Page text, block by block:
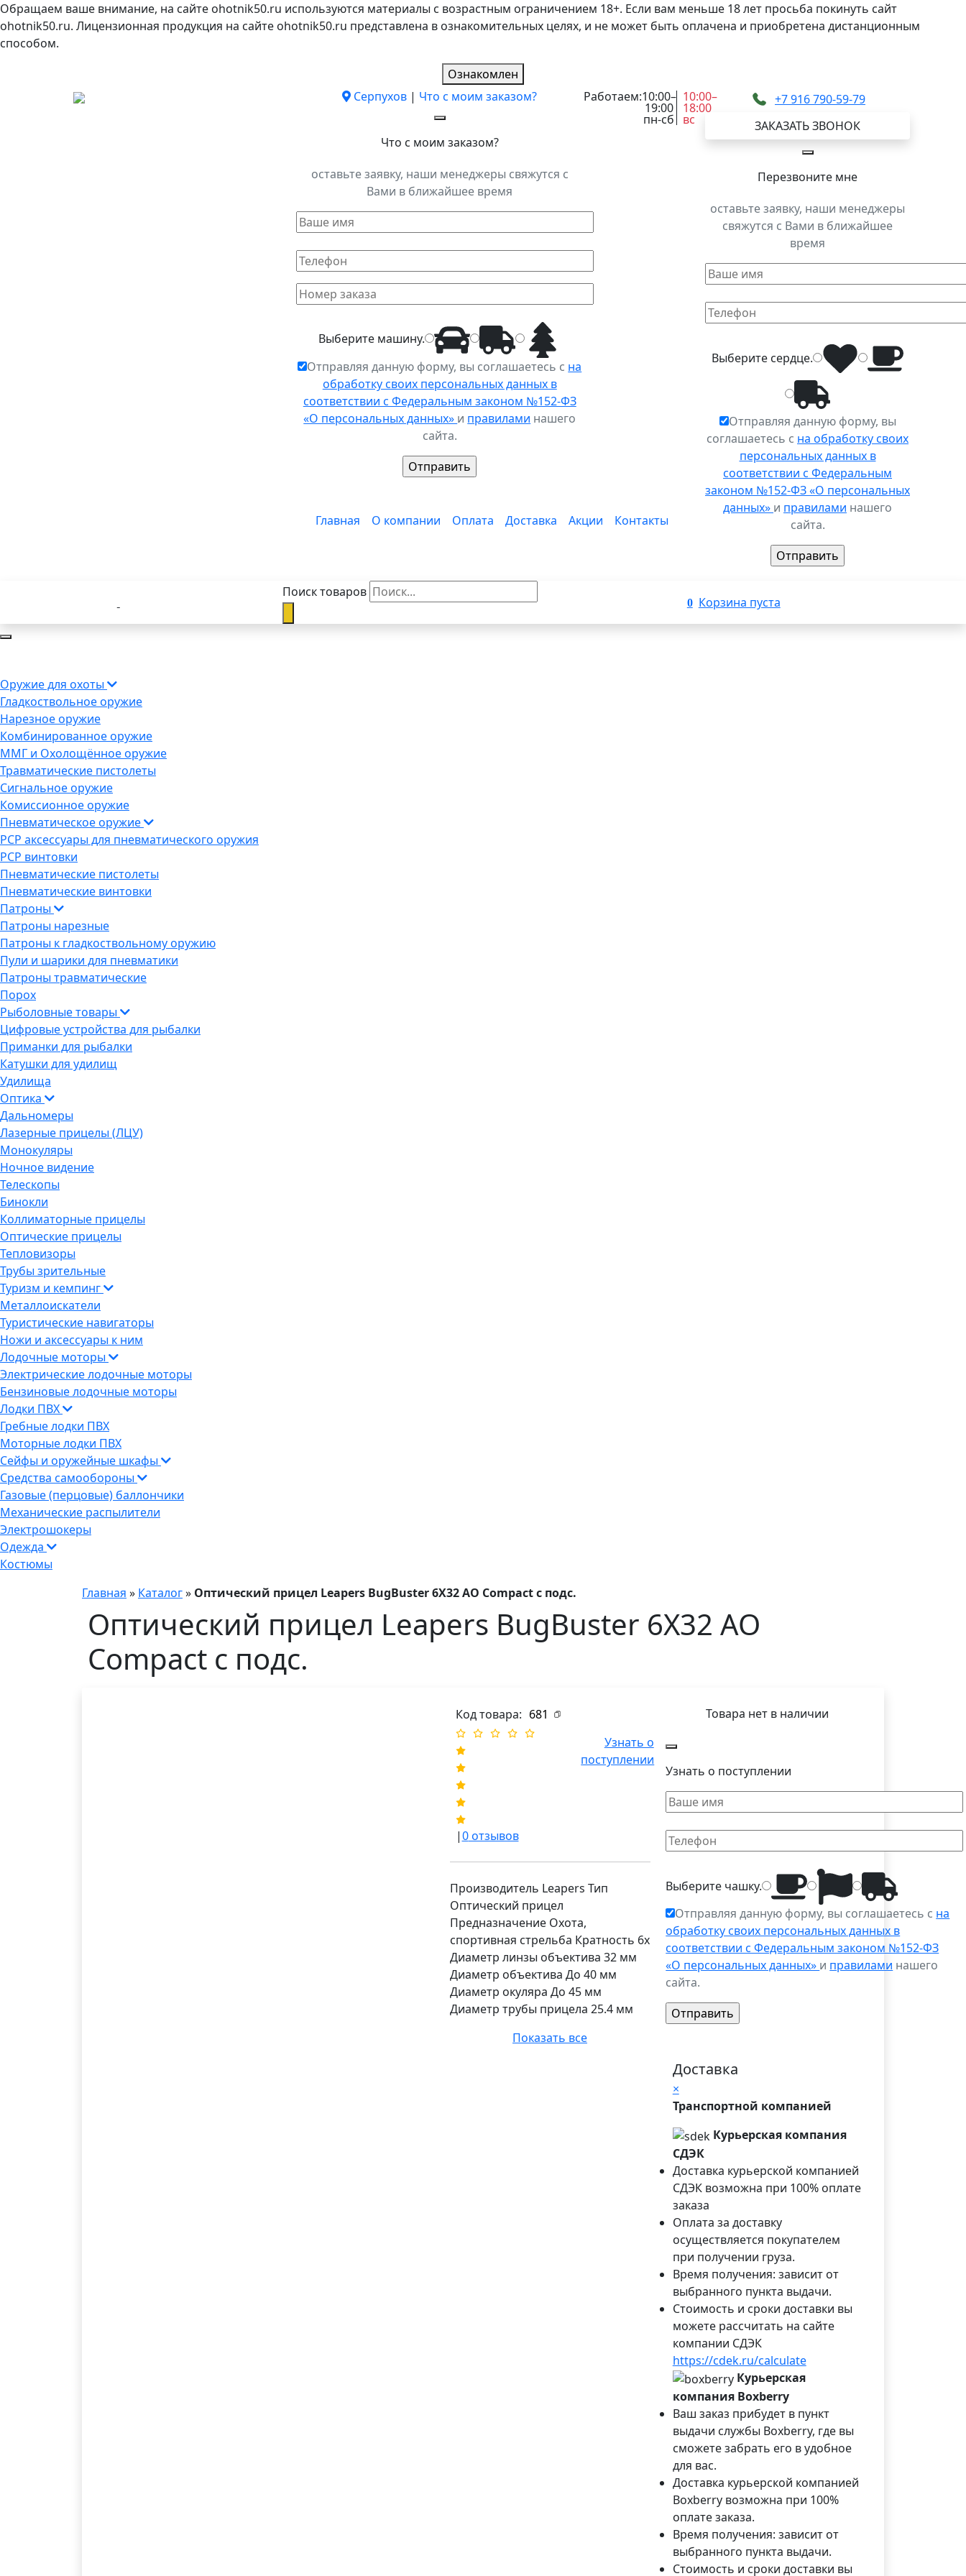
Обращаем ваше внимание, на сайте ohotnik50.ru используются материалы с возрастным ограничением 18+. Если вам меньше 18 лет просьба покинуть сайт
ohotnik50.ru. Лицензионная продукция на сайте ohotnik50.ru представлена в ознакомительных целях, и не может быть оплачена и приобретена дистанционным
способом.
Ознакомлен
Серпухов | Что с моим заказом?
Что с моим заказом?
оставьте заявку, наши менеджеры свяжутся с
Вами в ближайшее время
Выберите машину.
Отправляя данную форму, вы соглашаетесь с на
обработку своих персональных данных в
соответствии с Федеральным законом №152-ФЗ
«О персональных данных» и правилами нашего
сайта.
Работаем:10:00–
19:00
пн-сб
10:00–
18:00
вс
Главная О компании Оплата Доставка Акции Контакты
+7 916 790-59-79
ЗАКАЗАТЬ ЗВОНОК
Перезвоните мне
оставьте заявку, наши менеджеры
свяжутся с Вами в ближайшее
время
Выберите сердце.
Отправляя данную форму, вы
соглашаетесь с на обработку своих
персональных данных в
соответствии с Федеральным
законом №152-ФЗ «О персональных
данных» и правилами нашего
сайта.
Поиск товаров
0 Корзина пуста
Оружие для охоты
Гладкоствольное оружие
Нарезное оружие
Комбинированное оружие
ММГ и Охолощённое оружие
Травматические пистолеты
Сигнальное оружие
Комиссионное оружие
Пневматическое оружие
PCP аксессуары для пневматического оружия
PCP винтовки
Пневматические пистолеты
Пневматические винтовки
Патроны
Патроны нарезные
Патроны к гладкоствольному оружию
Пули и шарики для пневматики
Патроны травматические
Порох
Рыболовные товары
Цифровые устройства для рыбалки
Приманки для рыбалки
Катушки для удилищ
Удилища
Оптика
Дальномеры
Лазерные прицелы (ЛЦУ)
Монокуляры
Ночное видение
Телескопы
Бинокли
Коллиматорные прицелы
Оптические прицелы
Тепловизоры
Трубы зрительные
Туризм и кемпинг
Металлоискатели
Туристические навигаторы
Ножи и аксессуары к ним
Лодочные моторы
Электрические лодочные моторы
Бензиновые лодочные моторы
Лодки ПВХ
Гребные лодки ПВХ
Моторные лодки ПВХ
Сейфы и оружейные шкафы
Средства самообороны
Газовые (перцовые) баллончики
Механические распылители
Электрошокеры
Одежда
Костюмы
Главная » Каталог» Оптический прицел Leapers BugBuster 6X32 AO Compact с подс.
Оптический прицел Leapers BugBuster 6X32 AO
Compact с подс.
Код товара: 681
|0отзывов
Производитель Leapers Тип
Оптический прицел
Предназначение Охота,
спортивная стрельба Кратность 6x
Диаметр линзы объектива 32 мм
Диаметр объектива До 40 мм
Диаметр окуляра До 45 мм
Диаметр трубы прицела 25.4 мм
Показать все
Товара нет в наличии
Узнать о
поступлении
Узнать о поступлении
Выберите чашку.
Отправляя данную форму, вы соглашаетесь с на
обработку своих персональных данных в
соответствии с Федеральным законом №152-ФЗ
«О персональных данных» и правилами нашего
сайта.
Доставка
×
Транспортной компанией
Курьерская компания
СДЭК
Доставка курьерской компанией
СДЭК возможна при 100% оплате
заказа
Оплата за доставку
осуществляется покупателем
при получении груза.
Время получения: зависит от
выбранного пункта выдачи.
Стоимость и сроки доставки вы
можете рассчитать на сайте
компании СДЭК
https://cdek.ru/calculate
Курьерская
компания Boxberry
Ваш заказ прибудет в пункт
выдачи службы Boxberry, где вы
сможете забрать его в удобное
для вас.
Доставка курьерской компанией
Boxberry возможна при 100%
оплате заказа.
Время получения: зависит от
выбранного пункта выдачи.
Стоимость и сроки доставки вы